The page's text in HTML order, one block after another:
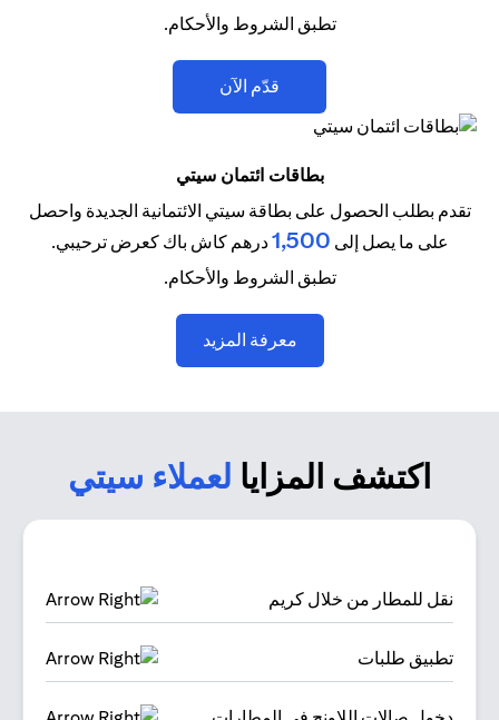
تطبق الشروط والأحكام.
قدّم الآن
بطاقات ائتمان سيتي
تقدم بطلب الحصول على بطاقة سيتي الائتمانية الجديدة واحصل
على ما يصل إلى 1,500درهم كاش باك كعرض ترحيبي.
تطبق الشروط والأحكام.
معرفة المزيد
اكتشف المزايا لعملاء سيتي
نقل للمطار من خلال كريم
تطبيق طلبات